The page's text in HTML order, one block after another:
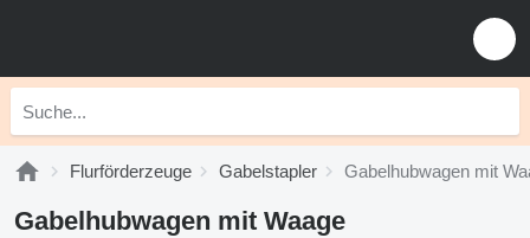
Flurförderzeuge Gabelstapler Gabelhubwagen mit
Gabelhubwagen mit Waage